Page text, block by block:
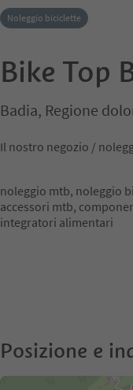
Noleggio biciclette
Bike Top
Badia, Regione
Il nostro negozio /
noleggio mtb, noleggio
accessori mtb,
integratori alimentari
Posizione e